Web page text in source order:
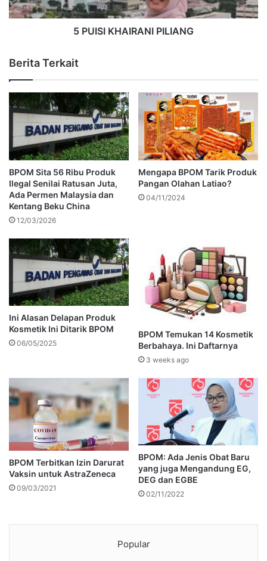
5 PUISI KHAIRANI PILIANG
Berita Terkait
BPOM Sita 56 Ribu Produk
Ilegal Senilai Ratusan Juta,
Ada Permen Malaysia dan
Kentang Beku China
12/03/2026
Mengapa BPOM Tarik Produk
Pangan Olahan Latiao?
04/11/2024
Ini Alasan Delapan Produk
Kosmetik Ini Ditarik BPOM
06/05/2025
BPOM Temukan 14 Kosmetik
Berbahaya. Ini Daftarnya
3 weeks ago
BPOM Terbitkan Izin Darurat
Vaksin untuk AstraZeneca
09/03/2021
BPOM: Ada Jenis Obat Baru
yang juga Mengandung EG,
DEG dan EGBE
02/11/2022
Popular